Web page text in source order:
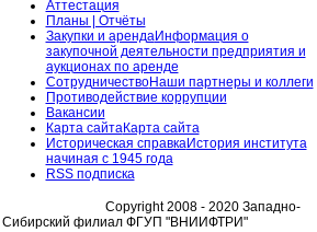
Аттестация
Планы | Отчёты
Закупки и арендаИнформация о
закупочной деятельности предприятия и
аукционах по аренде
СотрудничествоНаши партнеры и коллеги
Противодействие коррупции
Вакансии
Карта сайтаКарта сайта
Историческая справкаИстория института
начиная с 1945 года
RSS подписка
Copyright 2008 - 2020 Западно-
Сибирский филиал ФГУП "ВНИИФТРИ"